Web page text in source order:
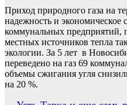
Приход природного газа на
надежность и экономическое
коммунальных предприятий,
местных источников тепла
экологии. За 5 лет в
переведено на газ 69
объемы сжигания угля
на 20 %.